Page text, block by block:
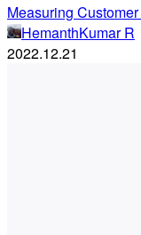
Measuring
HemanthKumar R
2022.12.21